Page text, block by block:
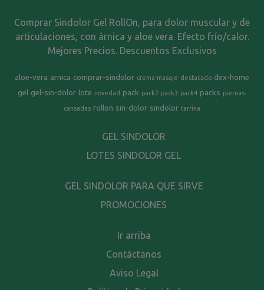
Comprar Sindolor Gel RollOn, para dolor muscular y de
articulaciones, con árnica y aloe vera. Efecto frío/calor.
Mejores Precios. Descuentos Exclusivos
aloe-vera arnica comprar-sindolor crema-masaje destacado dex-home
gel gel-sin-dolor lote novedad pack pack2 pack3 pack4 packs piernas-
cansadas rollon sin-dolor sindolor tarrina
GEL SINDOLOR
LOTES SINDOLOR GEL
GEL SINDOLOR PARA QUE SIRVE
PROMOCIONES
Ir arriba
Contáctanos
Aviso Legal